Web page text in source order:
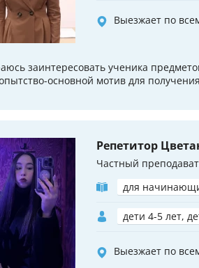
Выезжает по
заинтересовать ученика
основной мотив для
Репетитор
Частный
для
дети 4-5 лет,
Выезжает по